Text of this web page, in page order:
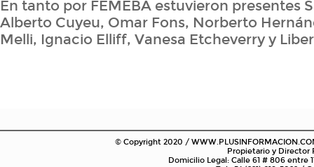
En tanto por FEMEBA estuvieron presentes
Alberto Cuyeu, Omar Fons, Norberto
Melli, Ignacio Elliff, Vanesa Etcheverry y
© Copyright 2020 /
Propietario y Director
Domicilio Legal: Calle 61 # 806 entre